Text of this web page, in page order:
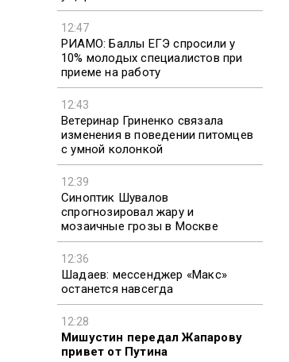
12:47
РИАМО: Баллы ЕГЭ спросили у
10% молодых специалистов при
приеме на работу
12:43
Ветеринар Гриненко связала
изменения в поведении питомцев
с умной колонкой
12:39
Синоптик Шувалов
спрогнозировал жару и
мозаичные грозы в Москве
12:36
Шадаев: мессенджер «Макс»
останется навсегда
12:28
Мишустин передал Жапарову
привет от Путина